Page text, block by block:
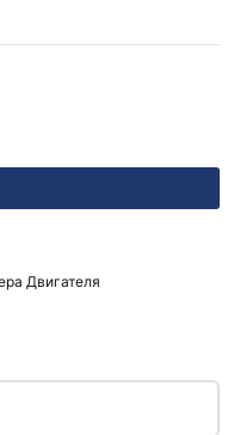
Двигателя